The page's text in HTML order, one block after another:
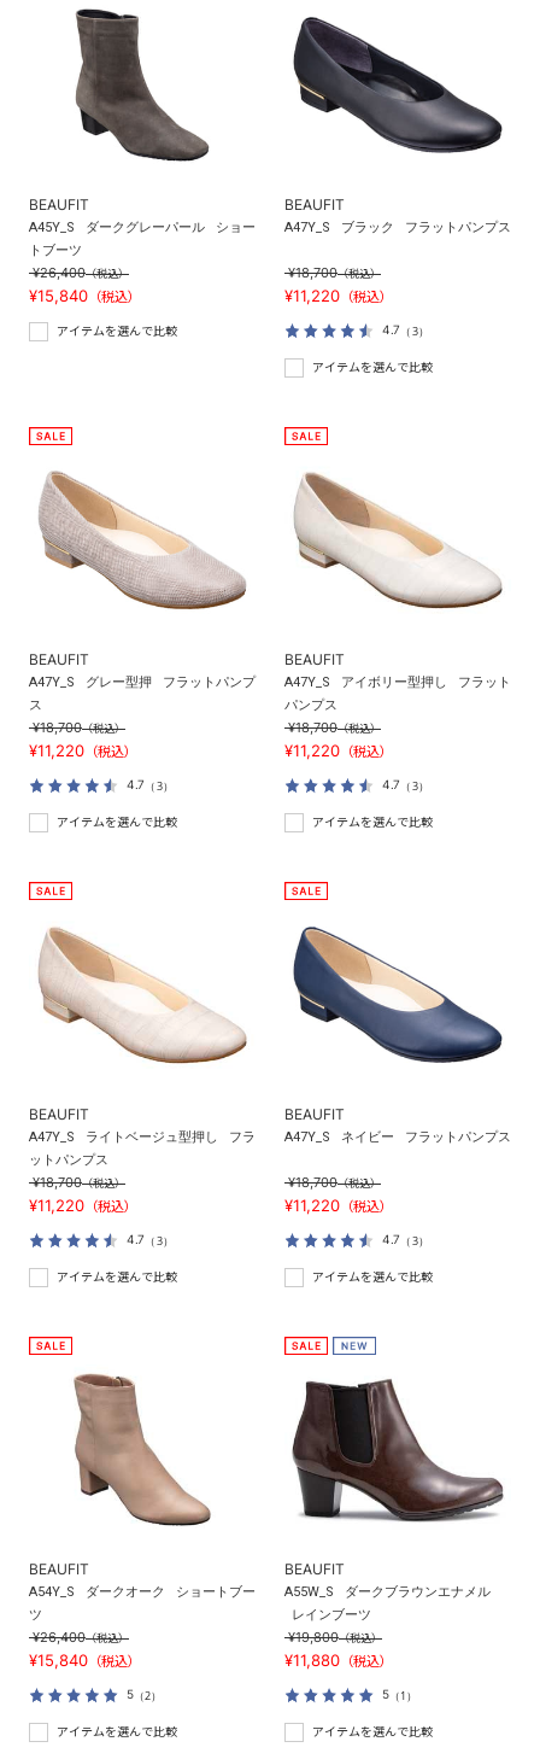
BEAUFIT
A45Y_S ダークグレーパール
ショー
トブーツ
¥26,400（税込）
¥15,840 （税込）
アイテムを選んで比較
BEAUFIT
A47Y_S ブラック フラットパンプス
¥18,700（税込）
¥11,220 （税込）
4.7 （3）
アイテムを選んで比較
BEAUFIT
A47Y_S グレー型押
フラットパンプ
ス
¥18,700（税込）
¥11,220 （税込）
4.7 （3）
アイテムを選んで比較
BEAUFIT
A47Y_S アイボリー型押し
フラット
パンプス
¥18,700（税込）
¥11,220 （税込）
4.7 （3）
アイテムを選んで比較
BEAUFIT
A47Y_S ライトベージュ型押し
フラ
ットパンプス
¥18,700（税込）
¥11,220 （税込）
4.7 （3）
アイテムを選んで比較
BEAUFIT
A47Y_S ネイビー フラットパンプス
¥18,700（税込）
¥11,220 （税込）
4.7 （3）
アイテムを選んで比較
BEAUFIT
A54Y_S ダークオーク
ショートブー
ツ
¥26,400（税込）
¥15,840 （税込）
5（2）
アイテムを選んで比較
BEAUFIT
A55W_S
ダークブラウンエナメル
レインブーツ
¥19,800（税込）
¥11,880 （税込）
5（1）
アイテムを選んで比較